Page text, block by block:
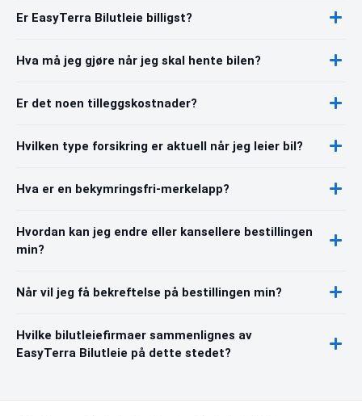
Er EasyTerra Bilutleie billigst?
Hva må jeg gjøre når jeg skal hente bilen?
Er det noen tilleggskostnader?
Hvilken type forsikring er aktuell når jeg leier bil?
Hva er en bekymringsfri-merkelapp?
Hvordan kan jeg endre eller kansellere bestillingen
min?
Når vil jeg få bekreftelse på bestillingen min?
Hvilke bilutleiefirmaer sammenlignes av
EasyTerra Bilutleie på dette stedet?